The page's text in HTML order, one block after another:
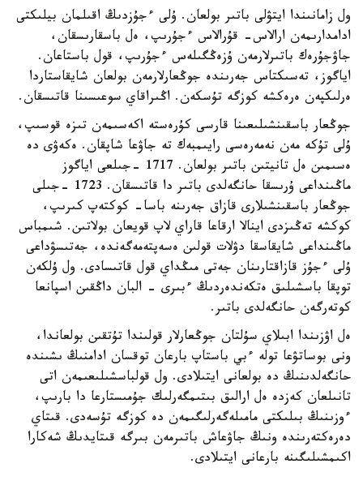
ول زامانىندا ايتۋلى باتىر بولعان. ۇلى ءجۇزدىڭ اقىلمان بيلىكتى
ادامدارىمەن ارالاس- قۇرالاس ءجۇرىپ، ەل باسقارىسقان،
جاۋجۇرەك باتىرلارمەن ۇزەڭگىلەس ءجۇرىپ، قول باستاعان.
اياگوز، تەسىكتاس جەرىندە جوڭعارلارمەن بولعان شايقاستاردا
ەرلىكپەن ەرەكشە كوزگە تۇسكەن. اڭىراقاي سوعىسىنا قاتىسقان.
جوڭعار باسقىنشىلىعىنا قارسى كۇرەستە اكەسىمەن تىزە قوسىپ،
ۇلى تۇكە مەن نەمەرەسى رايىمبەك تە جاۋعا شاپقان. ەكەۋى دە
ەسىمىن ەل تانيتىن باتىر بولعان. 1717 -جىلعى اياگوز
ماڭىنداعى ۇرىسقا حانگەلدى باتىر دا قاتىسقان. 1723 -جىلى
جوڭعار باسقىنشىلارى قازاق جەرىنە باسا- كوكتەپ كىرىپ،
كوكشە تەڭىزدى اينالا ارقاعا قاراي لاپ قويعان بولاتىن. شىمباس
ماڭىنداعى شايقاسقا دۋلات قولىن ەسەپتەمەگەندە، جەتىسۋداعى
ۇلى ءجۇز قازاقتارىنان جەتى مىڭداي قول قاتىسادى. ول ۇلكەن
توپقا باسشىلىق ەتكەندەردىڭ ءبىرى - البان داڭقىن اسپانعا
كوتەرگەن حانگەلدى باتىر.
ەل اۋزىندا ابىلاي سۇلتان جوڭعارلار قولىندا تۇتقىن بولعاندا،
ونى بوساتۋعا تولە ءبي باستاپ بارعان توقسان ادامنىڭ ىشىندە
حانگەلدىنىڭ دە بولعانى ايتىلادى. ول قولباسشىلىعىمەن اتى
تانىلعان كەزدە ەل ارالىق بىتىمگەرلىك جۇمىستارعا دا بارىپ،
ءوزىنىڭ بىلىكتى مامىلەگەرلىگىمەن دە كوزگە تۇسەدى. قىتاي
دەرەكتەرىندە ونىڭ جاۋعاش باتىرمەن بىرگە قىتايدىڭ شەكارا
اكىمشىلىگىنە بارعانى ايتىلادى.